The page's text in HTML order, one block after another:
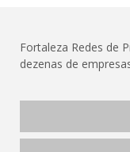
Fortaleza Redes de
dezenas de